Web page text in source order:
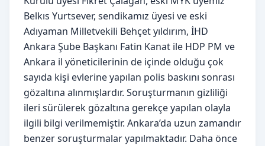
Belkıs Yurtsever, sendikamız üyesi ve eski
Adıyaman Milletvekili Behçet yıldırım, İHD
Ankara Şube Başkanı Fatin Kanat ile HDP PM ve
Ankara il yöneticilerinin de içinde olduğu çok
sayıda kişi evlerine yapılan polis baskını sonrası
gözaltına alınmışlardır. Soruşturmanın gizliliği
ileri sürülerek gözaltına gerekçe yapılan olayla
ilgili bilgi verilmemiştir. Ankara’da uzun zamandır
benzer soruşturmalar yapılmaktadır. Daha önce